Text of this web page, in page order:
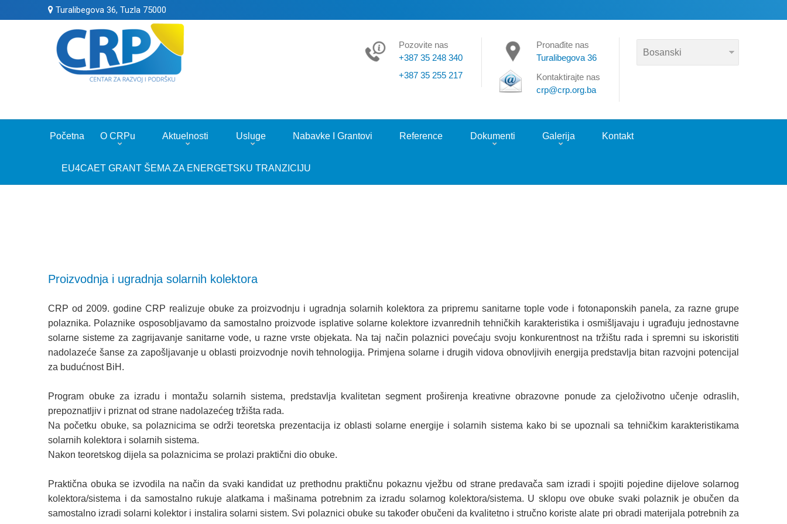
Turalibegova 36, Tuzla 75000
Pozovite nas
+387 35 248 340
+387 35 255 217
Pronađite nas
Turalibegova 36
Kontaktirajte nas
crp@crp.org.ba
Početna O CRPu Aktuelnosti Usluge Nabavke I Grantovi Reference Dokumenti Galerija Kontakt
EU4CAET GRANT ŠEMA ZA ENERGETSKU TRANZICIJU
Proizvodnja i ugradnja solarnih kolektora
CRP od 2009. godine CRP realizuje obuke za proizvodnju i ugradnja solarnih kolektora za pripremu sanitarne tople vode i fotonaponskih panela, za razne grupe
polaznika. Polaznike osposobljavamo da samostalno proizvode isplative solarne kolektore izvanrednih tehničkih karakteristika i osmišljavaju i ugrađuju jednostavne
solarne sisteme za zagrijavanje sanitarne vode, u razne vrste objekata. Na taj način polaznici povećaju svoju konkurentnost na tržištu rada i spremni su iskoristiti
nadolazeće šanse za zapošljavanje u oblasti proizvodnje novih tehnologija. Primjena solarne i drugih vidova obnovljivih energija predstavlja bitan razvojni potencijal
za budućnost BiH.
Program obuke za izradu i montažu solarnih sistema, predstavlja kvalitetan segment proširenja kreativne obrazovne ponude za cjeloživotno učenje odraslih,
prepoznatljiv i priznat od strane nadolazećeg tržišta rada.
Na početku obuke, sa polaznicima se održi teoretska prezentacija iz oblasti solarne energije i solarnih sistema kako bi se upoznali sa tehničkim karakteristikama
solarnih kolektora i solarnih sistema.
Nakon teoretskog dijela sa polaznicima se prolazi praktični dio obuke.
Praktična obuka se izvodila na način da svaki kandidat uz prethodnu praktičnu pokaznu vježbu od strane predavača sam izradi i spojiti pojedine dijelove solarnog
kolektora/sistema i da samostalno rukuje alatkama i mašinama potrebnim za izradu solarnog kolektora/sistema. U sklopu ove obuke svaki polaznik je obučen da
samostalno izradi solarni kolektor i instalira solarni sistem. Svi polaznici obuke su također obučeni da kvalitetno i stručno koriste alate pri obradi materijala potrebnih za